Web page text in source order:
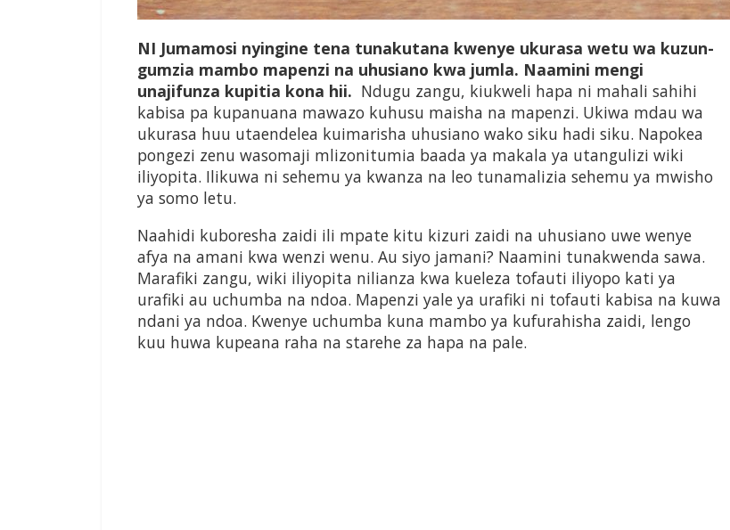
NI Juma­mosi ny­ingine tena tunakutana kwenye ukurasa wetu wa kuzun­
gumzia mambo mapenzi na uhusiano kwa jumla. Naamini mengi
unajifunza kupitia kona hii. Ndugu zangu, kiukweli hapa ni mahali sahihi
kabisa pa kupanuana mawazo kuhusu maisha na mapenzi. Ukiwa mdau wa
ukurasa huu utaendelea kuimarisha uhusiano wako siku hadi siku. Napokea
pongezi zenu wasomaji mlizonitumia baada ya makala ya utangulizi wiki
iliyopita. Ilikuwa ni sehemu ya kwanza na leo tunamalizia sehemu ya mwisho
ya somo letu.
Naahidi kuboresha zaidi ili mpate kitu kizuri zaidi na uhusiano uwe wenye
afya na amani kwa wenzi wenu. Au siyo jamani? Naamini tunakwenda sawa.
Marafiki zangu, wiki iliyopita nilianza kwa kueleza tofauti iliyopo kati ya
urafiki au uchumba na ndoa. Mapenzi yale ya urafiki ni tofauti kabisa na kuwa
ndani ya ndoa. Kwenye uchumba kuna mambo ya kufurahisha zaidi, lengo
kuu huwa kupeana raha na starehe za hapa na pale.